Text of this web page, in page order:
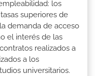
los
superiores de
demanda de acceso
el interés de las
realizados a
a los
universitarios.